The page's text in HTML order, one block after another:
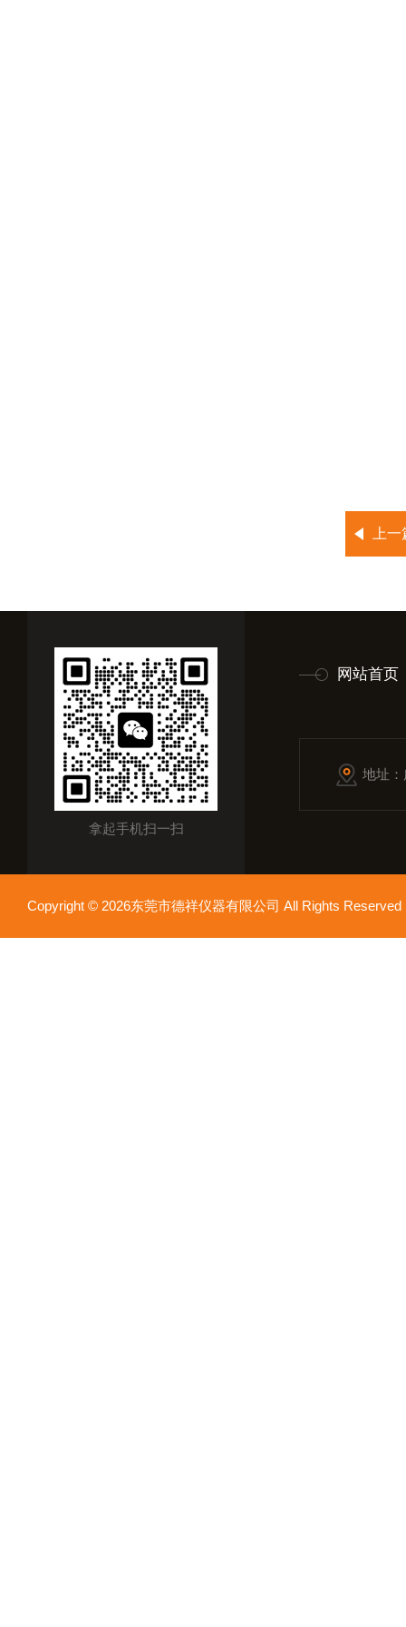
上
拿起手机扫一扫
网站首页
地址
Copyright © 2026东莞市德祥仪器有限公司 All Rights